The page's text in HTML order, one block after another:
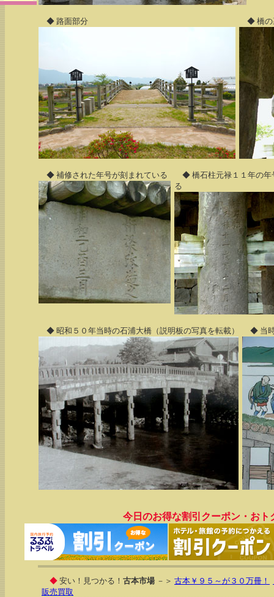
◆ 路面部分 ◆ 橋の
◆ 補修された年号が刻まれている
◆ 橋石柱元禄１１年の年
る
◆ 昭和５０年当時の石浦大橋（説明板の写真を転載） ◆ 当時
今日のお得な割引クーポン・おト
◆ 安い！見つかる！ 古本市場 －＞ 古本￥９５～が３０万冊！
販売買取